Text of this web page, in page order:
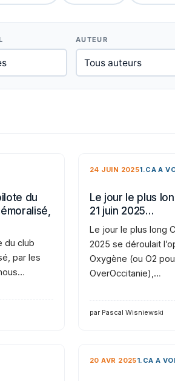
AUTEUR
du
du club
par les
24 JUIN 20251.CA A
Le jour le plus
21 juin 2025…
Le jour le plus long
2025 se déroulait
Oxygène (ou O2
OverOccitanie),…
par Pascal Wisniewski
20 AVR 20251.CA A